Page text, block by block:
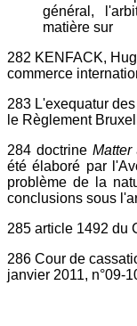
général,
matière sur
282 KENFACK,
commerce
283 L'exequatur
le Règlement
284 doctrineMatter
été élaboré par
problème de la
conclusions sous
285 article 1492 du
286 Cour de
janvier 2011, n°09-